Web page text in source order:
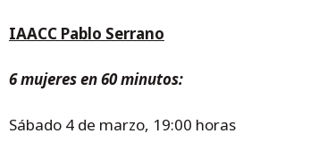
IAACC Pablo Serrano
6 mujeres en 60 minutos:
Sábado 4 de marzo, 19:00 horas